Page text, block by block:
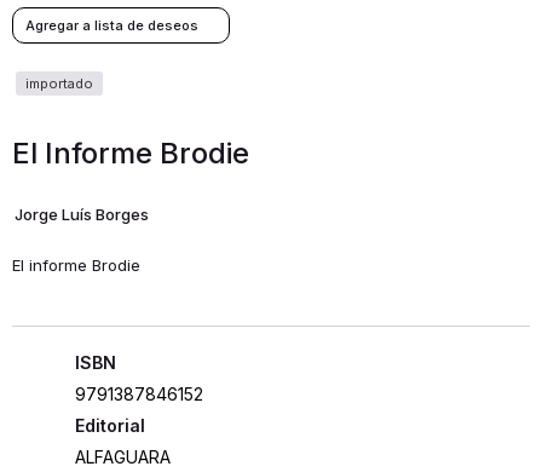
El Informe Brodie
Jorge Luís Borges
El informe Brodie
ISBN
9791387846152
Editorial
ALFAGUARA